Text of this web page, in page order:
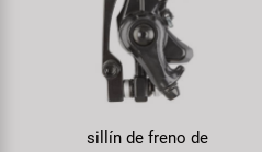
sillín de freno de